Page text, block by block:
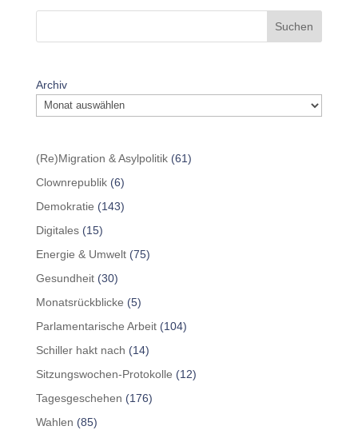
Suchen
Archiv
(Re)Migration & Asylpolitik(61)
Clownrepublik(6)
Demokratie (143)
Digitales(15)
Energie & Umwelt(75)
Gesundheit(30)
Monatsrückblicke (5)
Parlamentarische Arbeit(104)
Schiller hakt nach (14)
Sitzungswochen-Protokolle (12)
Tagesgeschehen (176)
Wahlen (85)